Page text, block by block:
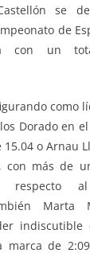
se
de
con un
como
Dorado en
o Arnau
con más de
respecto al
Marta
indiscutible
marca de